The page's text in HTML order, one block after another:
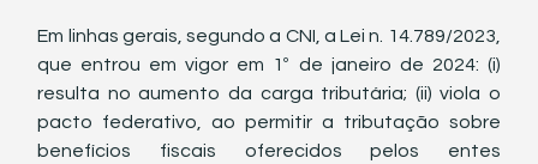
Em linhas gerais, segundo a CNI, a Lei n. 14.789/2023,
que entrou em vigor em 1º de janeiro de 2024: (i)
resulta no aumento da carga tributária; (ii) viola o
pacto federativo, ao permitir a tributação sobre
benefícios fiscais oferecidos pelos entes